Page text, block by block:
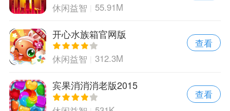
休闲益智 55.91M
开心水族箱官网版
休闲益智 312.3M
查看
宾果消消消老版2015
查看